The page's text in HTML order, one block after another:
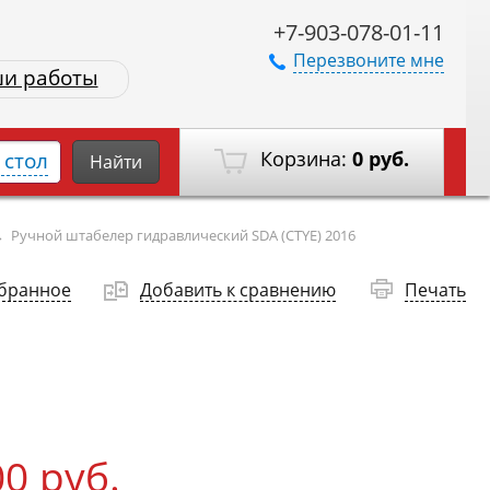
+7-903-078-01-11
Перезвоните мне
работы
Корзина: 0 руб.
Найти
Ручной штабелер гидравлический SDA (CTYE) 2016
Добавить к сравнению Печать
руб.